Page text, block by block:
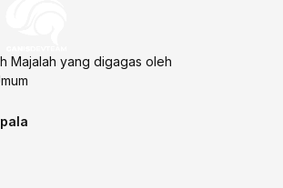
Majalah yang digagas oleh